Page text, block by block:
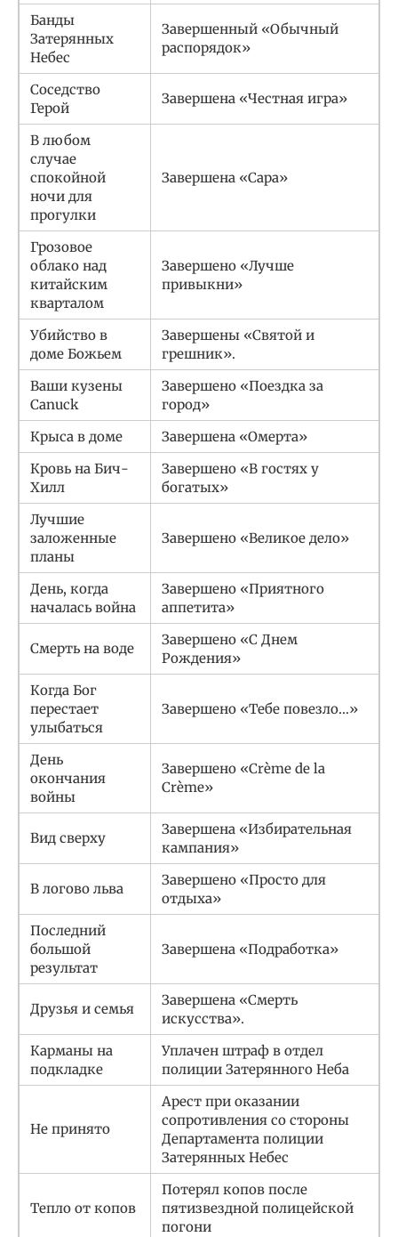
Банды
Затерянных
Небес
Завершенный «Обычный
распорядок»
Соседство
Герой
Завершена «Честная игра»
В любом
случае
спокойной
ночи для
прогулки
Завершена «Сара»
Грозовое
облако над
китайским
кварталом
Завершено «Лучше
привыкни»
Убийство в
доме Божьем
Завершены «Святой и
грешник».
Ваши кузены
Canuck
Завершено «Поездка за
город»
Крыса в доме
Завершена «Омерта»
Кровь на Бич-
Хилл
Завершено «В гостях у
богатых»
Лучшие
заложенные
планы
Завершено «Великое дело»
День, когда
началась война
Завершено «Приятного
аппетита»
Смерть на воде
Завершено «С Днем
Рождения»
Когда Бог
перестает
улыбаться
Завершено «Тебе повезло…»
День
окончания
войны
Завершено «Crème de la
Crème»
Вид сверху
Завершена «Избирательная
кампания»
В логово льва
Завершено «Просто для
отдыха»
Последний
большой
результат
Завершена «Подработка»
Друзья и семья
Завершена «Смерть
искусства».
Карманы на
подкладке
Уплачен штраф в отдел
полиции Затерянного Неба
Не принято
Арест при оказании
сопротивления со стороны
Департамента полиции
Затерянных Небес
Тепло от копов
Потерял копов после
пятизвездной полицейской
погони